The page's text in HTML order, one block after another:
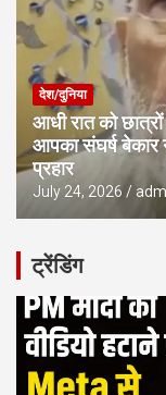
देश/दुनिया
आधी रात को
आपका संघर्ष बेकार
प्रहार
July 24, 2026
ट्रेंडिंग